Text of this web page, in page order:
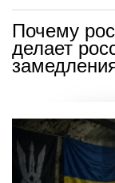
Почему
делает